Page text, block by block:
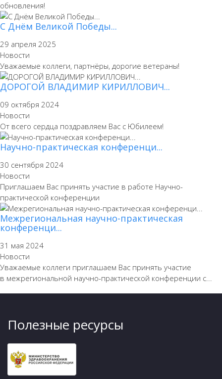
обновления!
С Днём Великой Победы...
29 апреля 2025
Новости
Уважаемые коллеги, партнёры, дорогие ветераны!
ДОРОГОЙ ВЛАДИМИР КИРИЛЛОВИЧ...
09 октября 2024
Новости
От всего сердца поздравляем Вас с Юбилеем!
Научно-практическая конференци...
30 сентября 2024
Новости
Приглашаем Вас принять участие в работе Научно-
практической конференции
Межрегиональная научно-практическая
конференци...
31 мая 2024
Новости
Уважаемые коллеги приглашаем Вас принять участие
в межрегиональной научно-практической конференции с...
Полезные ресурсы